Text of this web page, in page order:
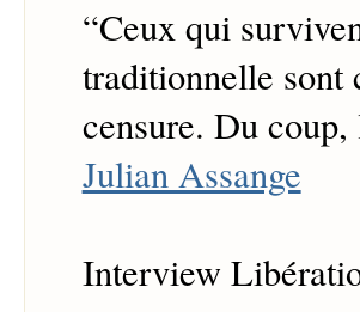
“Ceux qui
traditionnelle sont
censure. Du
Julian Assange
Interview